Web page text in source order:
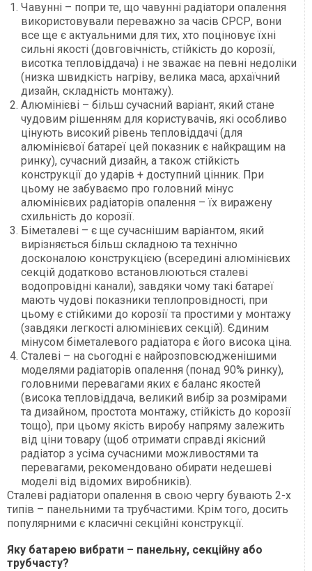
Чавунні – попри те, що чавунні радіатори опалення
використовували переважно за часів СРСР, вони
все ще є актуальними для тих, хто поціновує їхні
сильні якості (довговічність, стійкість до корозії,
висотка тепловіддача) і не зважає на певні недоліки
(низка швидкість нагріву, велика маса, архаїчний
дизайн, складність монтажу).
Алюмінієві – більш сучасний варіант, який стане
чудовим рішенням для користувачів, які особливо
цінують високий рівень тепловіддачі (для
алюмінієвої батареї цей показник є найкращим на
ринку), сучасний дизайн, а також стійкість
конструкції до ударів + доступний цінник. При
цьому не забуваємо про головний мінус
алюмінієвих радіаторів опалення – їх виражену
схильність до корозії.
Біметалеві – є ще сучаснішим варіантом, який
вирізняється більш складною та технічно
досконалою конструкцією (всередині алюмінієвих
секцій додатково встановлюються сталеві
водопровідні канали), завдяки чому такі батареї
мають чудові показники теплопровідності, при
цьому є стійкими до корозії та простими у монтажу
(завдяки легкості алюмінієвих секцій). Єдиним
мінусом біметалевого радіатора є його висока ціна.
Сталеві – на сьогодні є найрозповсюдженішими
моделями радіаторів опалення (понад 90% ринку),
головними перевагами яких є баланс якостей
(висока тепловіддача, великий вибір за розмірами
та дизайном, простота монтажу, стійкість до корозії
тощо), при цьому якість виробу напряму залежить
від ціни товару (щоб отримати справді якісний
радіатор з усіма сучасними можливостями та
перевагами, рекомендовано обирати недешеві
моделі від відомих виробників).
Сталеві радіатори опалення в свою чергу бувають 2-х
типів – панельними та трубчастими. Крім того, досить
популярними є класичні секційні конструкції.
Яку батарею вибрати – панельну, секційну або
трубчасту?